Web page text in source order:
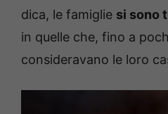
dica, le famiglie si sono
in quelle che, fino a
consideravano le loro